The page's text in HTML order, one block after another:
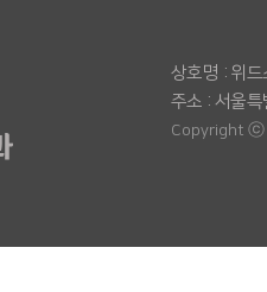
상호명 : 위
주소 : 서울
Copyright ⓒ